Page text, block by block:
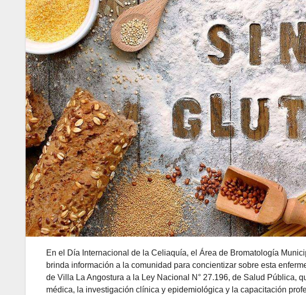
En el Día Internacional de la Celiaquía, el Área de Bromatología
brinda información a la comunidad para concientizar sobre esta
de Villa La Angostura a la Ley Nacional N° 27.196, de Salud Pública,
médica, la investigación clínica y epidemiológica y la capacitación